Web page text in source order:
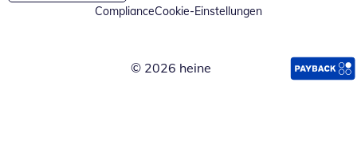
ComplianceCookie-Einstellungen
© 2026 heine